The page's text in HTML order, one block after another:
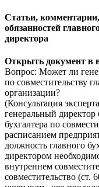
Статьи,
обязанностей
директора
Открыть документ в
Вопрос: Может ли
по совместительству
организации?
(Консультация
генеральный директор
бухгалтера по
расписанием
должность главного
директором
внутреннем
совместительство